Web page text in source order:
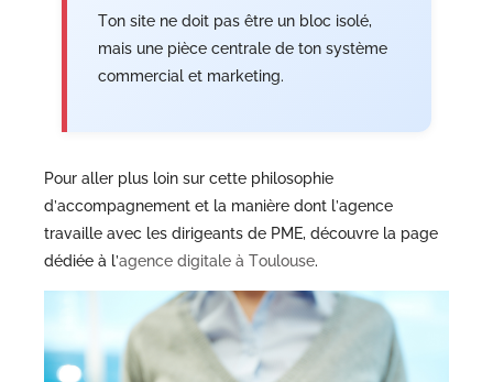
Ton site ne doit pas être un bloc isolé,
mais une pièce centrale de ton système
commercial et marketing.
Pour aller plus loin sur cette philosophie
d’accompagnement et la manière dont l’agence
travaille avec les dirigeants de PME, découvre la page
dédiée à l’agence digitale à Toulouse.